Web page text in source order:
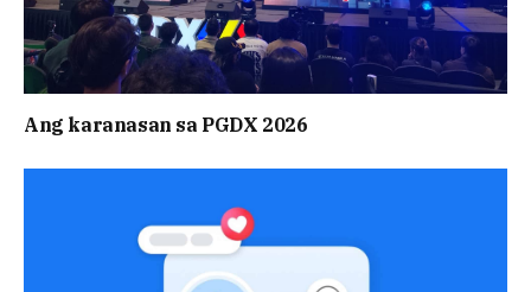
Ang karanasan sa PGDX 2026